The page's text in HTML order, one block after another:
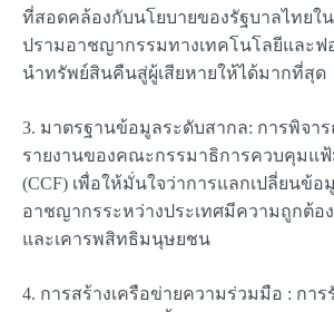
ที่สอดคล้องกับนโยบายของรัฐบาลไทยใ
ปรามอาชญากรรมทางเทคโนโลยีและฟอ
นำทรัพย์สินคืนสู่ผู้เสียหายให้ได้มากที่สุด
3. มาตรฐานข้อมูลระดับสากล: การพิจา
รายงานของคณะกรรมาธิการควบคุมแ
(CCF) เพื่อให้มั่นใจว่าการแลกเปลี่ยนข้อ
อาชญากรระหว่างประเทศมีความถูกต้อง
และเคารพสิทธิมนุษยชน
4. การสร้างเครือข่ายความร่วมมือ : การ